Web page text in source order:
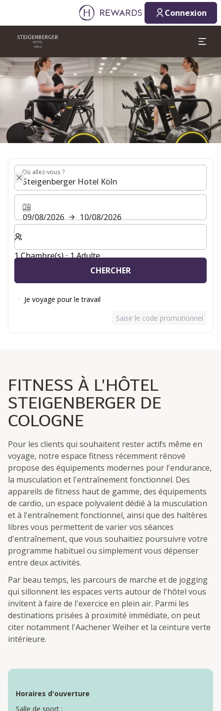
Connexion
Diapositive 1 de 1
10/08/2026
1 Chambre(s) ⋅ 1 Adulte
Où allez-vous ?
Où allez-vous ?
09/08/2026
10/08/2026
Sélectionnez le nombre de chambres et d'invités pour
1 Chambre(s) ⋅ 1 Adulte
CHERCHER
Je voyage pour le travail
Saisir le code promotionnel
FITNESS À L'HÔTEL
STEIGENBERGER DE
COLOGNE
Pour les clients qui souhaitent rester actifs même en
voyage, notre espace fitness récemment rénové
propose des équipements modernes pour l'endurance,
la musculation et l'entraînement fonctionnel. Des
appareils de fitness haut de gamme, des équipements
de cardio, un espace polyvalent dédié à la musculation
et à l'entraînement fonctionnel, ainsi que des haltères
libres vous permettent de varier vos séances
d'entraînement, que vous souhaitiez poursuivre votre
programme habituel ou simplement vous dépenser
entre deux activités.
Par beau temps, les parcours de marche et de jogging
qui sillonnent les espaces verts autour de l'hôtel vous
invitent à faire de l'exercice en plein air. Parmi les
destinations prisées à proximité immédiate, on peut
citer notamment l'Aachener Weiher et la ceinture verte
intérieure.
Horaires d'ouverture
Salle de sport :